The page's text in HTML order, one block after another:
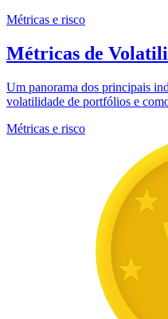
Métricas e risco
Métricas de
Um panorama dos principais
volatilidade de portfólios e
Métricas e risco